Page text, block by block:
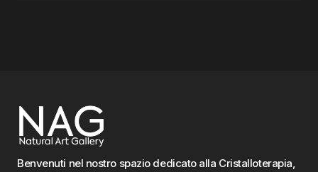
Benvenuti nel nostro spazio dedicato alla Cristalloterapia,